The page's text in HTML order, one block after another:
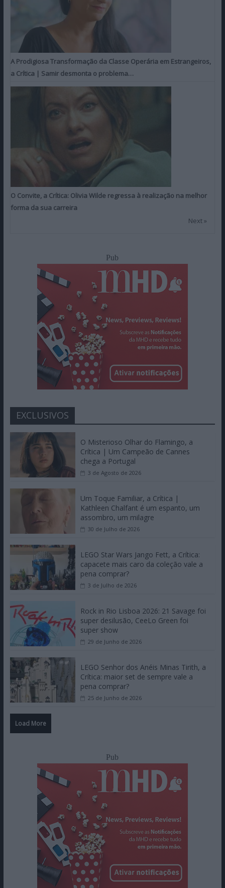
A Prodigiosa Transformação da Classe Operária em Estrangeiros,
a Crítica | Samir desmonta o problema…
O Convite, a Crítica: Olivia Wilde regressa à realização na melhor
forma da sua carreira
Next »
Pub
EXCLUSIVOS
O Misterioso Olhar do Flamingo, a
Crítica | Um Campeão de Cannes
chega a Portugal
3 de Agosto de 2026
Um Toque Familiar, a Crítica |
Kathleen Chalfant é um espanto, um
assombro, um milagre
30 de Julho de 2026
LEGO Star Wars Jango Fett, a Crítica:
capacete mais caro da coleção vale a
pena comprar?
3 de Julho de 2026
Rock in Rio Lisboa 2026: 21 Savage foi
super desilusão, CeeLo Green foi
super show
29 de Junho de 2026
LEGO Senhor dos Anéis Minas Tirith, a
Crítica: maior set de sempre vale a
pena comprar?
25 de Junho de 2026
Load More
Pub